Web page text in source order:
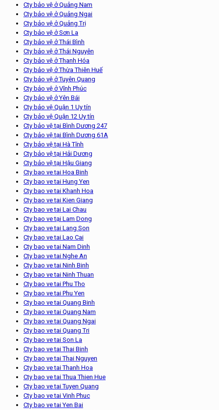
Cty bảo vệ ở Quảng Nam
Cty bảo vệ ở Quảng Ngai
Cty bảo vệ ở Quảng Trị
Cty bảo vệ ở Sơn La
Cty bảo vệ ở Thái Bình
Cty bảo vệ ở Thái Nguyên
Cty bảo vệ ở Thanh Hóa
Cty bảo vệ ở Thừa Thiên Huế
Cty bảo vệ ở Tuyên Quang
Cty bảo vệ ở Vĩnh Phúc
Cty bảo vệ ở Yên Bái
Cty bảo vệ Quận 1 Uy tín
Cty bảo vệ Quận 12 Uy tín
Cty bảo vệ tại Bình Dương 247
Cty bảo vệ tại Bình Dương 61A
Cty bảo vệ tại Hà Tĩnh
Cty bảo vệ tại Hải Dương
Cty bảo vệ tại Hậu Giang
Cty bao ve tai Hoa Binh
Cty bao ve tai Hung Yen
Cty bao ve tai Khanh Hoa
Cty bao ve tai Kien Giang
Cty bao ve tai Lai Chau
Cty bao ve tại Lam Dong
Cty bao ve tai Lang Son
Cty bao ve tai Lao Cai
Cty bao ve tai Nam Dinh
Cty bao ve tai Nghe An
Cty bao ve tai Ninh Binh
Cty bao ve tai Ninh Thuan
Cty bao ve tai Phu Tho
Cty bao ve tai Phu Yen
Cty bao ve tai Quang Binh
Cty bao ve tai Quang Nam
Cty bao ve tai Quang Ngai
Cty bao ve tai Quang Tri
Cty bao ve tai Son La
Cty bao ve tai Thai Binh
Cty bao ve tai Thai Nguyen
Cty bao ve tai Thanh Hoa
Cty bao ve tai Thua Thien Hue
Cty bao ve tai Tuyen Quang
Cty bao ve tai Vinh Phuc
Cty bao ve tai Yen Bai